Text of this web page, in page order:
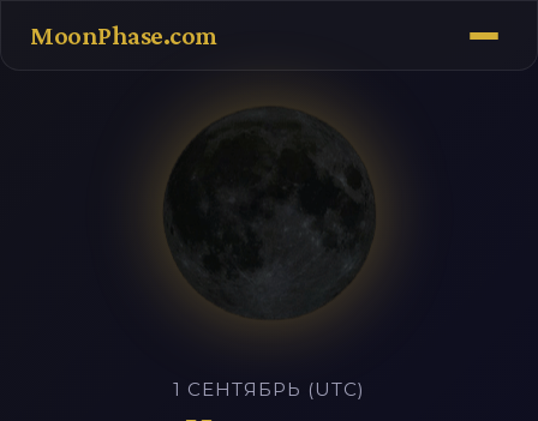
MoonPhase.com
1 СЕНТЯБРЬ (UTC)